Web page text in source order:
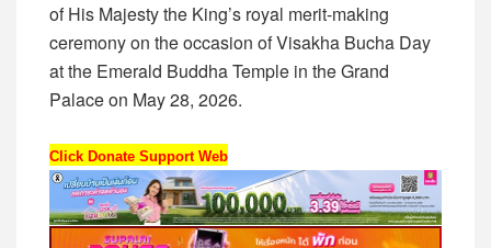
of His Majesty the King’s royal merit-making
ceremony on the occasion of Visakha Bucha Day
at the Emerald Buddha Temple in the Grand
Palace on May 28, 2026.
Click Donate Support Web